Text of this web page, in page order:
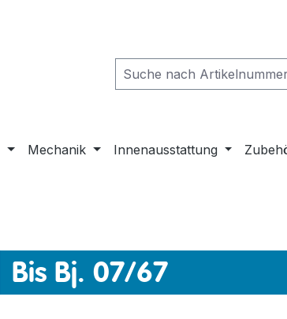
Mechanik Innenausstattung
Bis Bj. 07/67